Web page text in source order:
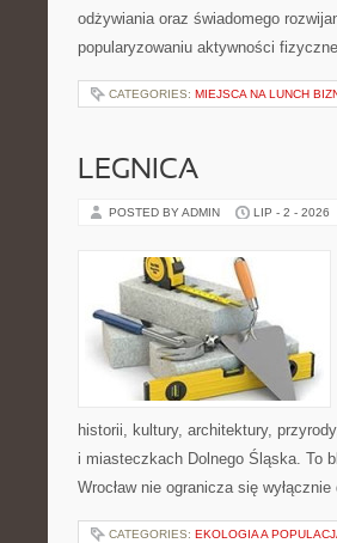
odżywiania oraz świadomego
popularyzowaniu aktywności
CATEGORIES: MIEJSCA NA LUNCH
LEGNICA
POSTED BY ADMIN LIP - 2 - 2026
historii, kultury, architektury,
i miasteczkach Dolnego Śląska. To
Wrocław nie ogranicza się
CATEGORIES: EKOLOGIA A